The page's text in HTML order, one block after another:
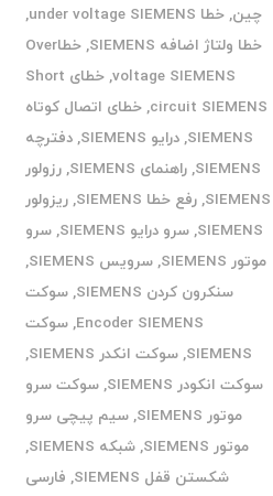
چین,خطا under voltage SIEMENS
,
خطا ولتاژ اضافه SIEMENS
,
خطاOver
voltage SIEMENS
,
خطای Short
circuit SIEMENS
,خطای اتصال کوتاه
SIEMENS
,درایو SIEMENS ,دفترچه
SIEMENS
,راهنمای SIEMENS ,رزولور
SIEMENS
,رفع خطا SIEMENS ,ریزولور
SIEMENS
,سرو درایو SIEMENS ,سرو
موتور SIEMENS
,سرویس SIEMENS
,
سنکرون کردن SIEMENS
,سوکت
Encoder SIEMENS
,سوکت
SIEMENS
,سوکت انکدر SIEMENS
,
سوکت انکودر SIEMENS
,سوکت سرو
موتور SIEMENS
,سیم پیچی سرو
موتور SIEMENS
,شبکه SIEMENS
,
شکستن قفل SIEMENS
, فارسی